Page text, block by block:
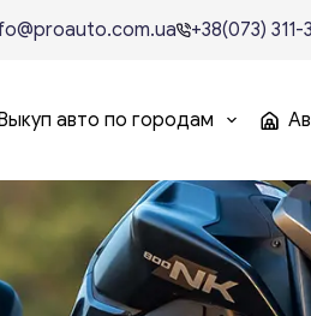
+38(073) 311-
авто по городам